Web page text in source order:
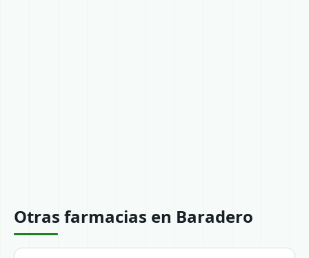
Otras farmacias en Baradero